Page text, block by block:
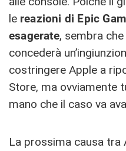
le reazioni di Epic
esagerate, sembra
concederà
costringere Apple a
Store, ma ovviamente
mano che il caso va
La prossima causa tra